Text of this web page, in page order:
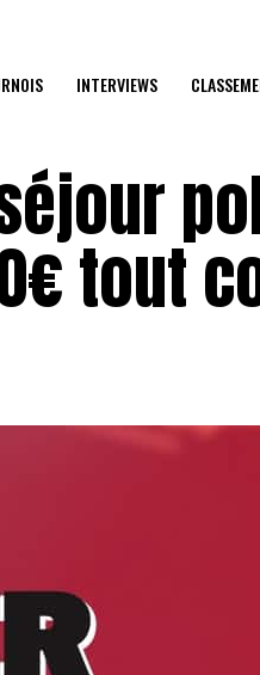
INTERVIEWS
tout